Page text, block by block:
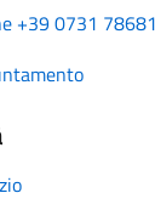
+39 0731